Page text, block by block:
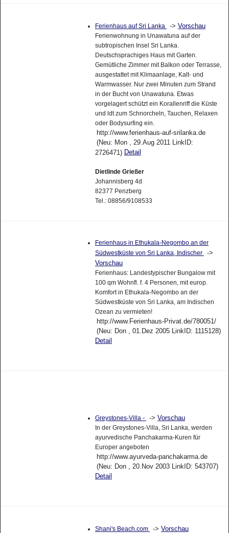
Ferienhaus auf Sri Lanka -> Vorschau
Ferienwohnung in Unawatuna auf der
subtropischen Insel Sri Lanka.
Deutschsprachiges Haus mit Garten.
Gemütliche Zimmer mit Balkon oder Terrasse,
ausgestattet mit Klimaanlage, Kalt- und
Warmwasser. Nur zwei Minuten zum Strand
in der Bucht von Unawatuna. Etwas
vorgelagert schützt ein Korallenriff die Küste
und ldt zum Schnorcheln, Tauchen, Relaxen
oder Bodysurfing ein.
http://www.ferienhaus-auf-srilanka.de
(Neu: Mon , 29.Aug 2011 LinkID:
2726471) Detail
Dietlinde Grießer
Johannisberg 4d
82377 Penzberg
Tel.: 08856/9108533
Ferienhaus in Ethukala-Negombo an der
Südwestküste von Sri Lanka, Indischer
->
Vorschau
Ferienhaus: Landestypischer Bungalow mit
100 qm Wohnfl. f. 4 Personen, mit europ.
Komfort in Ethukala-Negombo an der
Südwestküste von Sri Lanka, am Indischen
Ozean zu vermieten!
http://www.Ferienhaus-Privat.de/780051/
(Neu: Don , 01.Dez 2005 LinkID: 1115128)
Detail
Greystones-Villa - -> Vorschau
In der Greystones-Villa, Sri Lanka, werden
ayurvedische Panchakarma-Kuren für
Europer angeboten
http://www.ayurveda-panchakarma.de
(Neu: Don , 20.Nov 2003 LinkID: 543707)
Detail
Shani's Beach.com -> Vorschau